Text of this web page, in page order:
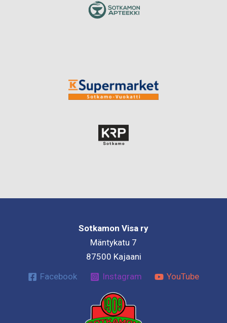
Sotkamon Visa ry
Mäntykatu 7
87500 Kajaani
Facebook
Instagram YouTube